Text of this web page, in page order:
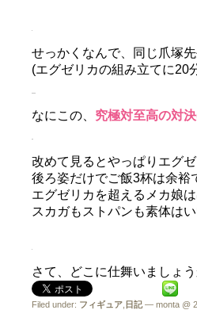
せっかくなんで、同じ爪塚
(エグゼリカの組み立てに20
なにこの、 究極対至高の対決
改めて見るとやっぱりエグ
後ろ姿だけでご飯3杯は余裕
エグゼリカを超えるメカ娘
スカガもストパンも素体は
さて、どこに仕舞いましょう
Filed under: フィギュア 日記— monta @